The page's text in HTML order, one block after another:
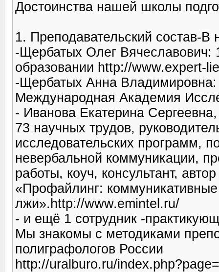
Достоинства нашей школы
1. Преподавательский состав-
-Щербатых Олег Вячеславович:
образовании http://www.expert-
-Щербатых Анна
Международная Академия
- Иванова Екатерина
73 научных трудов,
исследовательских программ,
невербальной коммуникации,
работы, коуч, консультант,
«Профайлинг: коммуникативные
лжи».http://www.emintel.ru/
- и ещё 1 сотрудник -
Мы знакомы с методиками
полиграфологов России
http://uralburo.ru/